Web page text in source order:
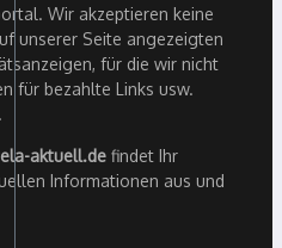
Wir akzeptieren keine
unserer Seite angezeigten
für die wir nicht
für bezahlte Links usw.
aktuell.de findet Ihr
Informationen aus und